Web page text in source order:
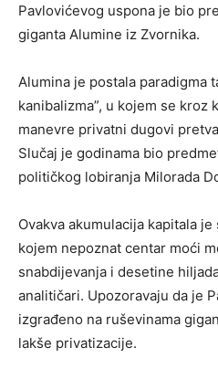
Pavlovićevog uspona je bio
giganta Alumine iz Zvornika.
Alumina je postala paradigma
kanibalizma”, u kojem se kroz
manevre privatni dugovi
Slučaj je godinama bio
političkog lobiranja Milorada
Ovakva akumulacija kapitala
kojem nepoznat centar moći
snabdijevanja i desetine
analitičari. Upozoravaju da je
izgrađeno na ruševinama
lakše privatizacije.